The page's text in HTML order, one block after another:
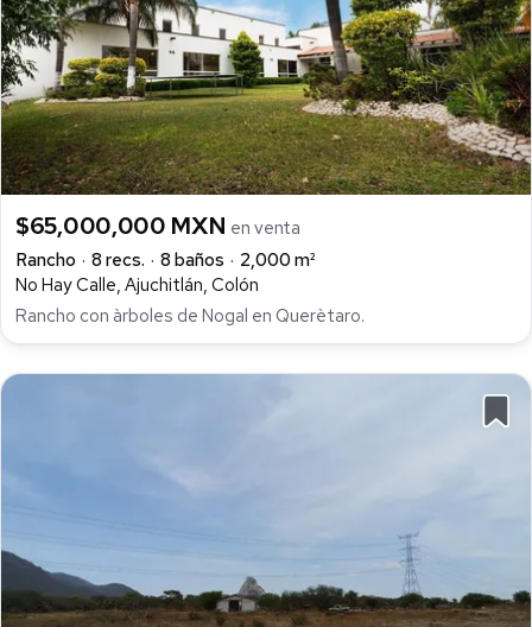
$65,000,000 MXN en venta
Rancho
8 recs. 8 baños
2,000 m²
No Hay Calle, Ajuchitlán, Colón
Rancho con àrboles de Nogal en Querètaro.